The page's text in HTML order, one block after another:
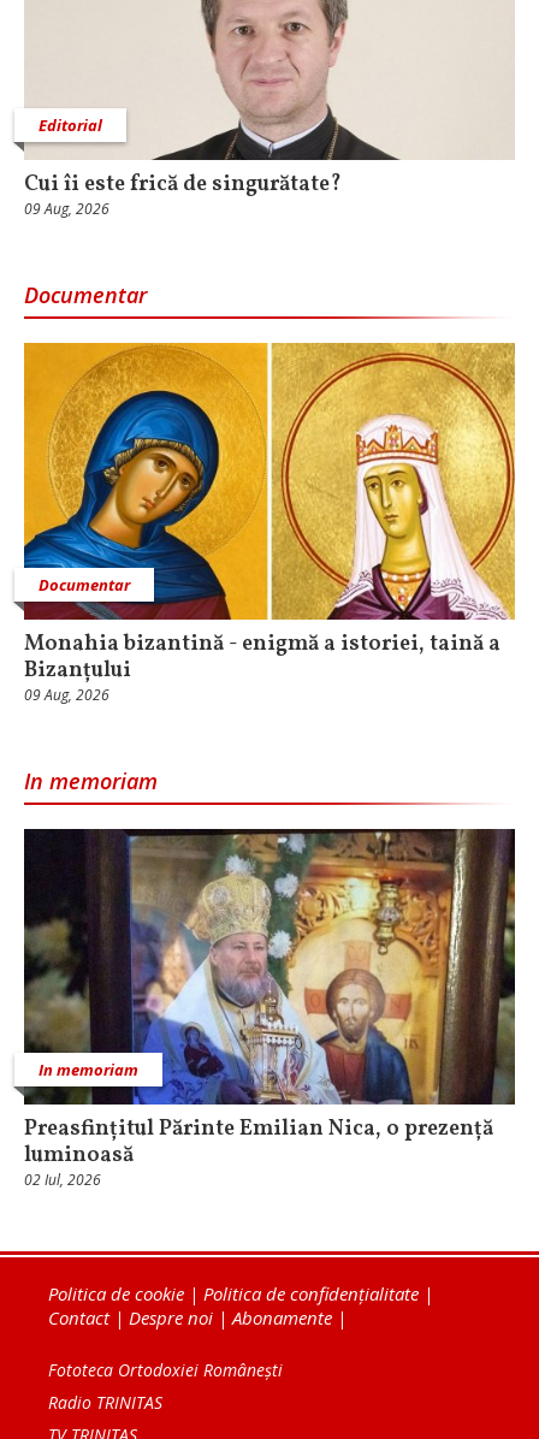
Editorial
Cui îi este frică de singurătate?
09 Aug, 2026
Documentar
Documentar
Monahia bizantină - enigmă a istoriei, taină a
Bizanțului
09 Aug, 2026
In memoriam
In memoriam
Preasfințitul Părinte Emilian Nica, o prezență
luminoasă
02 Iul, 2026
Politica de cookie | Politica de confidențialitate |
Contact| Despre noi |Abonamente |
Fototeca Ortodoxiei Românești
Radio TRINITAS